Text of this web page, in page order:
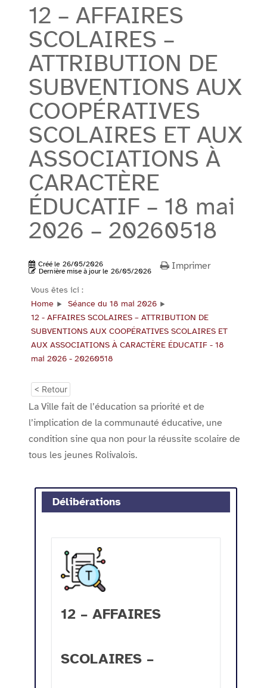
12 – AFFAIRES
SCOLAIRES –
ATTRIBUTION DE
SUBVENTIONS AUX
COOPÉRATIVES
SCOLAIRES ET AUX
ASSOCIATIONS À
CARACTÈRE
ÉDUCATIF – 18 mai
2026 – 20260518
Créé le 26/05/2026
Dernière mise à jour le 26/05/2026 Imprimer
Vous êtes ici :
Home
Séance du 18 mai 2026
12 - AFFAIRES SCOLAIRES – ATTRIBUTION DE
SUBVENTIONS AUX COOPÉRATIVES SCOLAIRES ET
AUX ASSOCIATIONS À CARACTÈRE ÉDUCATIF - 18
mai 2026 - 20260518
< Retour
La Ville fait de l’éducation sa priorité et de
l’implication de la communauté éducative, une
condition sine qua non pour la réussite scolaire de
tous les jeunes Rolivalois.
Délibérations
12 – AFFAIRES
SCOLAIRES –